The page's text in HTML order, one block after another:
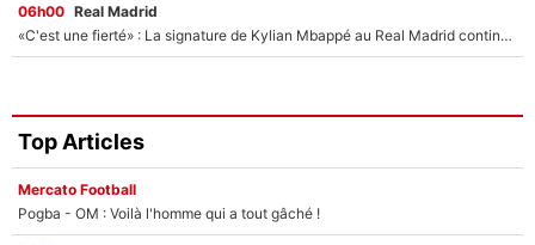
06h00 Real Madrid
«C'est une fierté» : La signature de Kylian Mbappé au Real Madrid continue de régaler l'Espagne
Top Articles
Mercato Football
Pogba - OM : Voilà l'homme qui a tout gâché !